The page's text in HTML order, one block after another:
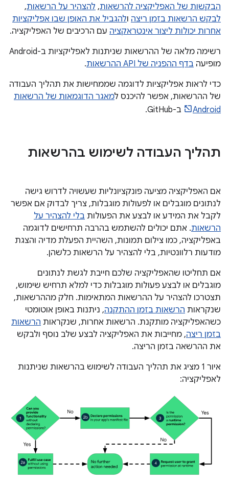
הבקשות של האפליקציה להרשאות, להצהיר על הרשאות,
לבקש הרשאות בזמן ריצה ולהגביל את האופן שבו אפליקציות
אחרות יכולות ליצור אינטראקציה עם הרכיבים של האפליקציה.
רשימה מלאה של ההרשאות שניתנות לאפליקציות ב-Android
מופיעה בדף ההפניה של API ההרשאות
.
כדי לראות אפליקציות לדוגמה שממחישות את תהליך העבודה
של ההרשאות, אפשר להיכנס למאגר הדוגמאות של הרשאות
Android
ב-GitHub.
תהליך העבודה לשימוש בהרשאות
אם האפליקציה מציעה פונקציונליות שעשויה לדרוש גישה
לנתונים מוגבלים או לפעולות מוגבלות, צריך לבדוק אם אפשר
לקבל את המידע או לבצע את הפעולות בלי להצהיר על
הרשאות. אתם יכולים להשתמש בהרבה תרחישים לדוגמה
באפליקציה, כמו צילום תמונות, השהיית הפעלת מדיה והצגת
מודעות רלוונטיות, בלי להצהיר על הרשאות כלשהן.
אם תחליטו שהאפליקציה שלכם חייבת לגשת לנתונים
מוגבלים או לבצע פעולות מוגבלות כדי למלא תרחיש שימוש,
תצטרכו להצהיר על ההרשאות המתאימות. חלק מההרשאות,
שנקראות הרשאות בזמן ההתקנה, ניתנות באופן אוטומטי
כשהאפליקציה מותקנת. הרשאות אחרות, שנקראות הרשאות
בזמן ריצה, מחייבות את האפליקציה לבצע שלב נוסף ולבקש
את ההרשאה בזמן הריצה.
איור 1 מציג את תהליך העבודה לשימוש בהרשאות שניתנות
לאפליקציה: